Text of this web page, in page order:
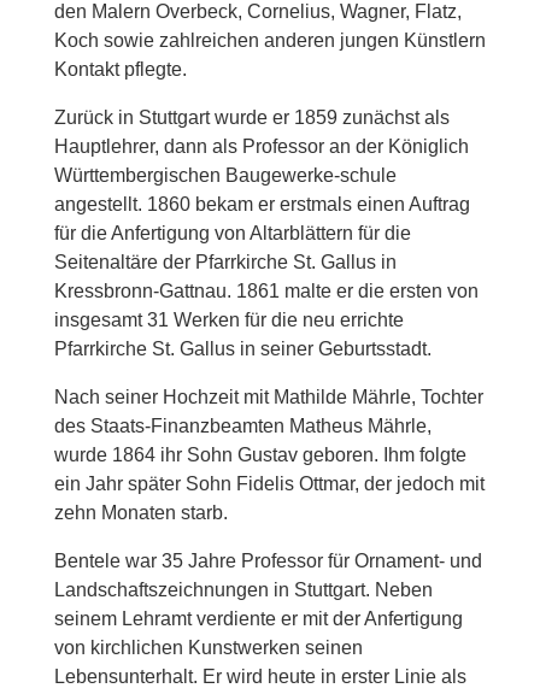
den Malern Overbeck, Cornelius, Wagner, Flatz,
Koch sowie zahlreichen anderen jungen Künstlern
Kontakt pflegte.
Zurück in Stuttgart wurde er 1859 zunächst als
Hauptlehrer, dann als Professor an der Königlich
Württembergischen Baugewerke-schule
angestellt. 1860 bekam er erstmals einen Auftrag
für die Anfertigung von Altarblättern für die
Seitenaltäre der Pfarrkirche St. Gallus in
Kressbronn-Gattnau. 1861 malte er die ersten von
insgesamt 31 Werken für die neu errichte
Pfarrkirche St. Gallus in seiner Geburtsstadt.
Nach seiner Hochzeit mit Mathilde Mährle, Tochter
des Staats-Finanzbeamten Matheus Mährle,
wurde 1864 ihr Sohn Gustav geboren. Ihm folgte
ein Jahr später Sohn Fidelis Ottmar, der jedoch mit
zehn Monaten starb.
Bentele war 35 Jahre Professor für Ornament- und
Landschaftszeichnungen in Stuttgart. Neben
seinem Lehramt verdiente er mit der Anfertigung
von kirchlichen Kunstwerken seinen
Lebensunterhalt. Er wird heute in erster Linie als